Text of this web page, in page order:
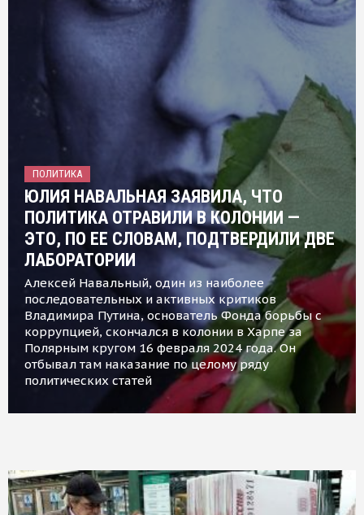
ПОЛИТИКА
ЮЛИЯ НАВАЛЬНАЯ ЗАЯВИЛА, ЧТО
ПОЛИТИКА ОТРАВИЛИ В КОЛОНИИ —
ЭТО, ПО ЕЕ СЛОВАМ, ПОДТВЕРДИЛИ ДВЕ
ЛАБОРАТОРИИ
Алексей Навальный, один из наиболее
последовательных и активных критиков
Владимира Путина, основатель Фонда борьбы с
коррупцией, скончался в колонии в Харпе за
Полярным кругом 16 февраля 2024 года. Он
отбывал там наказание по целому ряду
политических статей